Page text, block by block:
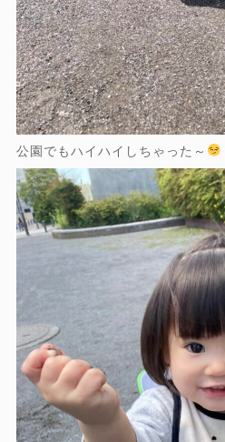
公園でもハイハイしちゃった～